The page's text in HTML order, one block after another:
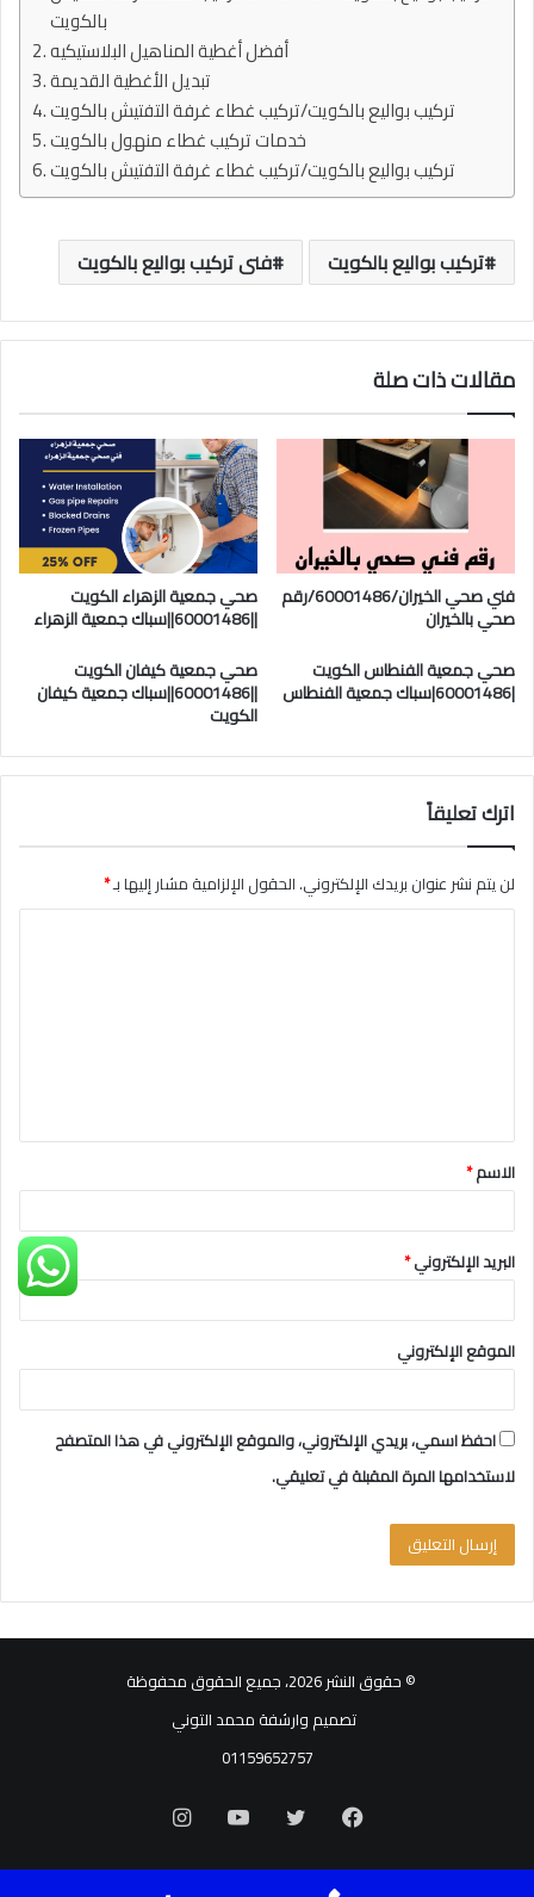
بالكويت
أفضل أغطية المناهيل البلاستيكيه
تبديل الأغطية القديمة
تركيب بواليع بالكويت/تركيب غطاء غرفة التفتيش بالكويت
خدمات تركيب غطاء منهول بالكويت
تركيب بواليع بالكويت/تركيب غطاء غرفة التفتيش بالكويت
تركيب بواليع بالكويت فنى تركيب بواليع بالكويت
مقالات ذات صلة
فني صحي الخيران/60001486/رقم
صحي بالخيران
صحي جمعية الزهراء الكويت
||60001486||سباك جمعية الزهراء
صحي جمعية الفنطاس الكويت
|60001486|سباك جمعية الفنطاس
صحي جمعية كيفان الكويت
||60001486||سباك جمعية كيفان
الكويت
اترك تعليقاً
لن يتم نشر عنوان بريدك الإلكتروني.الحقول الإلزامية مشار إليها بـ*
ق
*
الاسم*
البريد الإلكتروني*
الموقع الإلكتروني
احفظ اسمي، بريدي الإلكتروني، والموقع الإلكتروني في هذا المتصفح
لاستخدامها المرة المقبلة في تعليقي.
© حقوق النشر 2026، جميع الحقوق محفوظة
تصميم وارشفة محمد التوني
01159652757
فيسبوك يوتيوبانستقرام